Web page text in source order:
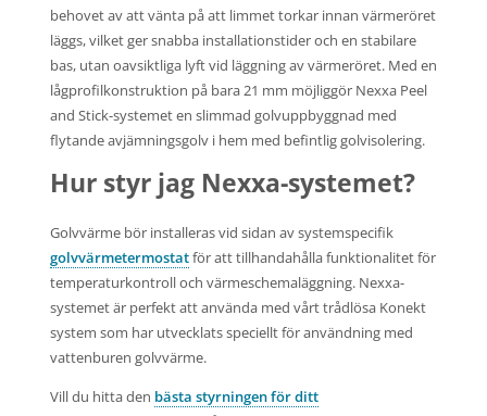
behovet av att vänta på att limmet torkar innan värmeröret
läggs, vilket ger snabba installationstider och en stabilare
bas, utan oavsiktliga lyft vid läggning av värmeröret. Med en
lågprofilkonstruktion på bara 21 mm möjliggör Nexxa Peel
and Stick-systemet en slimmad golvuppbyggnad med
flytande avjämningsgolv i hem med befintlig golvisolering.
Hur styr jag Nexxa-systemet?
Golvvärme bör installeras vid sidan av systemspecifik
golvvärmetermostatför att tillhandahålla funktionalitet för
temperaturkontroll och värmeschemaläggning. Nexxa-
systemet är perfekt att använda med vårt trådlösa Konekt
system som har utvecklats speciellt för användning med
vattenburen golvvärme.
Vill du hitta den bästa styrningen för ditt